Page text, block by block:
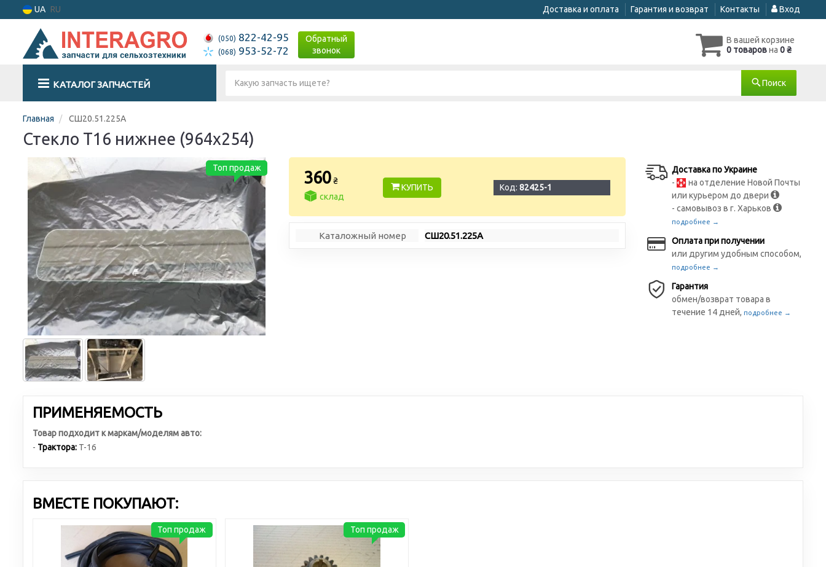
UA RU Доставка и оплата Гарантия и возврат Контакты Вход
(050) 822-42-95
(068) 953-52-72
Обратный
звонок
В вашей корзине
0 товаровна 0 ₴
КАТАЛОГ ЗАПЧАСТЕЙ Поиск
Главная СШ20.51.225А
Стекло Т16 нижнее (964х254)
Топ продаж
360 ₴
склад
КУПИТЬ Код:82425-1
Каталожный номер СШ20.51.225А
Доставка по Украине
-
на отделение Новой Почты
или курьером до двери
- самовывоз в г. Харьков
подробнее →
Оплата при получении
или другим удобным способом,
подробнее →
Гарантия
обмен/возврат товара в
течение 14 дней,подробнее →
ПРИМЕНЯЕМОСТЬ
Товар подходит к маркам/моделям авто:
- Трактора: T-16
ВМЕСТЕ ПОКУПАЮТ:
Топ продаж Топ продаж